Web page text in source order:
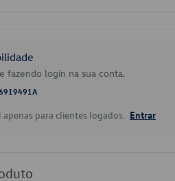
fazendo login na sua conta.
para clientes logados. Entrar